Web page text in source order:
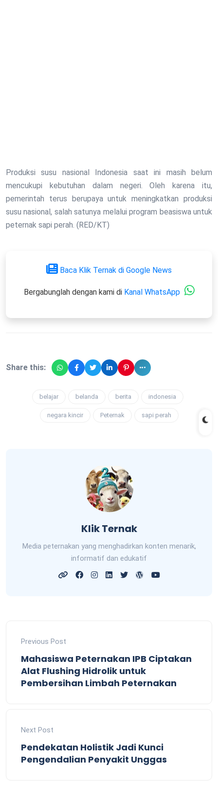
Produksi susu nasional Indonesia saat ini masih belum
mencukupi kebutuhan dalam negeri. Oleh karena itu,
pemerintah terus berupaya untuk meningkatkan produksi
susu nasional, salah satunya melalui program beasiswa untuk
peternak sapi perah. (RED/KT)
Baca Klik Ternak di Google News
Bergabunglah dengan kami di Kanal WhatsApp
Share this:
belajar belanda berita indonesia
negara kincir Peternak sapi perah
Klik Ternak
Media peternakan yang menghadirkan konten menarik,
informatif dan edukatif
Previous Post
Mahasiswa Peternakan IPB Ciptakan
Alat Flushing Hidrolik untuk
Pembersihan Limbah Peternakan
Next Post
Pendekatan Holistik Jadi Kunci
Pengendalian Penyakit Unggas